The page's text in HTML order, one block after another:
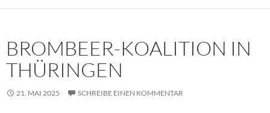
BROMBEER-KOALITION IN
THÜRINGEN
21. MAI 2025 SCHREIBE EINEN KOMMENTAR